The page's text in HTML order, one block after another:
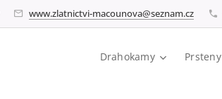
www.zlatnictvi-macounova@seznam.cz
Drahokamy Prsteny